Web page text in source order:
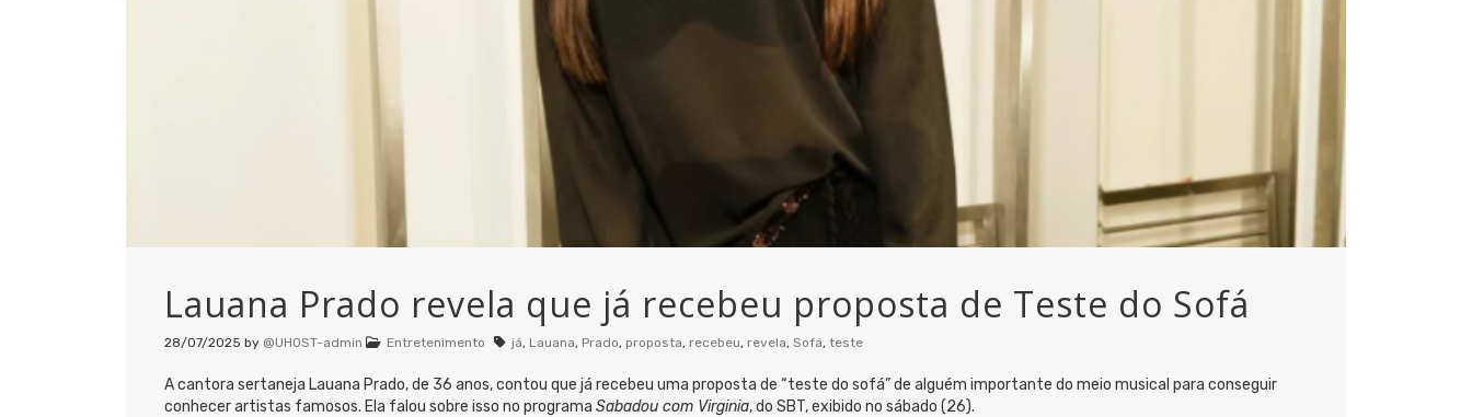
Lauana Prado revela que já recebeu proposta de Teste do Sofá
28/07/2025 by @UHOST-admin Entretenimento já, Lauana, Prado, proposta, recebeu, revela, Sofá, teste
A cantora sertaneja Lauana Prado, de 36 anos, contou que já recebeu uma proposta de “teste do sofá” de alguém importante do meio musical para conseguir
conhecer artistas famosos. Ela falou sobre isso no programa Sabadou com Virginia, do SBT, exibido no sábado (26).